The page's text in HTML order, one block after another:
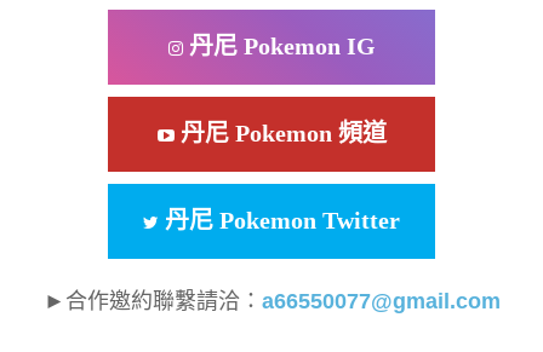
丹尼 Pokemon IG
丹尼 Pokemon 頻道
丹尼 Pokemon Twitter
►合作邀約聯繫請洽： a66550077@gmail.com